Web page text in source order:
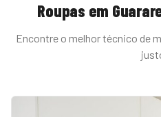
Roupas em
Encontre o melhor técnico de